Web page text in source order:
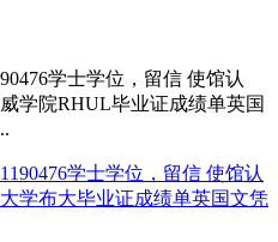
学士学位，留信 使馆认
学院RHUL毕业证成绩单英国